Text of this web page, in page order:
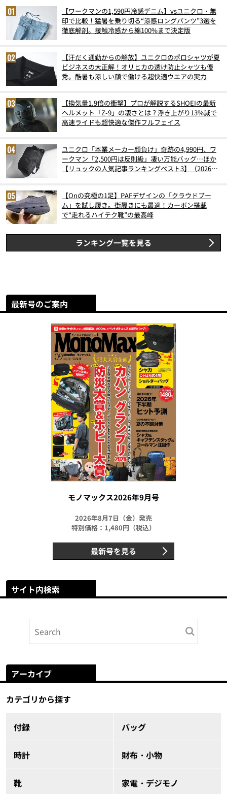
【ワークマンの1,590円冷感デニム】vsユニクロ・無
印で比較！猛暑を乗り切る“涼感ロングパンツ”3選を
徹底解剖。接触冷感から綿100%まで決定版
【汗だく通勤からの解放】ユニクロのポロシャツが夏
ビジネスの大正解！オリヒカの透け防止シャツも優
秀。酷暑も涼しい顔で働ける超快適ウエアの実力
【換気量1.9倍の衝撃】プロが解説するSHOEIの最新
ヘルメット「Z-9」の凄さとは？浮き上がり13%減で
高速ライドも超快適な傑作フルフェイス
ユニクロ「本業メーカー顔負け」奇跡の4,990円、ワ
ークマン「2,500円は反則級」凄い万能バッグ…ほか
【リュックの人気記事ランキングベスト3】（2026年
【Onの究極の1足】PAFデザインの「クラウドブー
ム」を試し履き。街履きにも最適！カーボン搭載
で“走れるハイテク靴”の最高峰
ランキング一覧を見る
最新号のご案内
モノマックス2026年9月号
2026年8月7日（金）発売
特別価格：1,480円（税込）
最新号を見る
サイト内検索
アーカイブ
カテゴリから探す
付録 バッグ
時計 財布・小物
靴 家電・デジモノ